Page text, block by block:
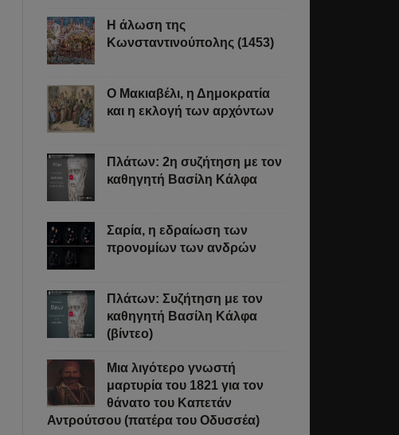
Η άλωση της
Κωνσταντινούπολης (1453)
Ο Μακιαβέλι, η Δημοκρατία
και η εκλογή των αρχόντων
Πλάτων: 2η συζήτηση με τον
καθηγητή Βασίλη Κάλφα
Σαρία, η εδραίωση των
προνομίων των ανδρών
Πλάτων: Συζήτηση με τον
καθηγητή Βασίλη Κάλφα
(βίντεο)
Μια λιγότερο γνωστή
μαρτυρία του 1821 για τον
θάνατο του Καπετάν
Αντρούτσου (πατέρα του Οδυσσέα)